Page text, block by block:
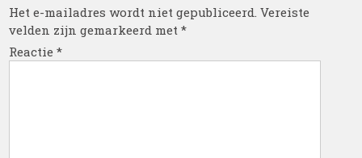
Het e-mailadres wordt niet gepubliceerd. Vereiste
velden zijn gemarkeerd met*
Reactie*